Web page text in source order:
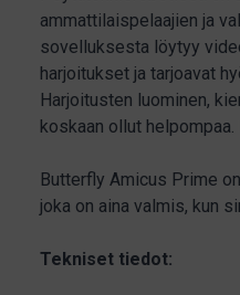
ammattilaispelaajien ja
sovelluksesta löytyy
harjoitukset ja tarjoavat
Harjoitusten luominen,
koskaan ollut helpompaa.
Butterfly Amicus Prime
joka on aina valmis, kun
Tekniset tiedot: